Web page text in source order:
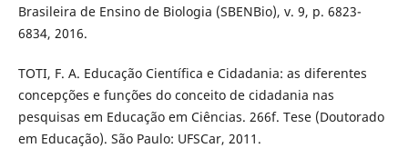
Brasileira de Ensino de Biologia (SBENBio), v. 9, p. 6823-
6834, 2016.
TOTI, F. A. Educação Científica e Cidadania: as diferentes
concepções e funções do conceito de cidadania nas
pesquisas em Educação em Ciências. 266f. Tese (Doutorado
em Educação). São Paulo: UFSCar, 2011.